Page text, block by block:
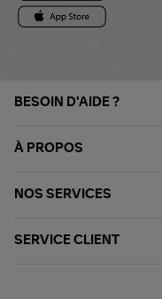
BESOIN D'AIDE ?
À PROPOS
NOS SERVICES
SERVICE CLIENT